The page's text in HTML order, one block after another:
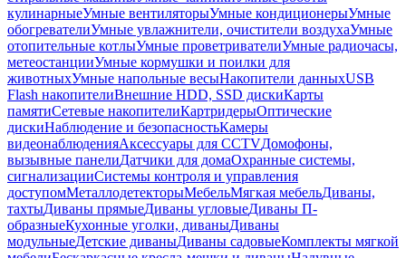
кулинарныеУмные вентиляторыУмные кондиционерыУмные
обогревателиУмные увлажнители, очистители воздухаУмные
отопительные котлыУмные проветривателиУмные радиочасы,
метеостанцииУмные кормушки и поилки для
животныхУмные напольные весыНакопители данныхUSB
Flash накопителиВнешние HDD, SSD дискиКарты
памятиСетевые накопителиКартридерыОптические
дискиНаблюдение и безопасностьКамеры
видеонаблюденияАксессуары для CCTVДомофоны,
вызывные панелиДатчики для домаОхранные системы,
сигнализацииСистемы контроля и управления
доступомМеталлодетекторыМебельМягкая мебельДиваны,
тахтыДиваны прямыеДиваны угловыеДиваны П-
образныеКухонные уголки, диваныДиваны
модульныеДетские диваныДиваны садовыеКомплекты мягкой